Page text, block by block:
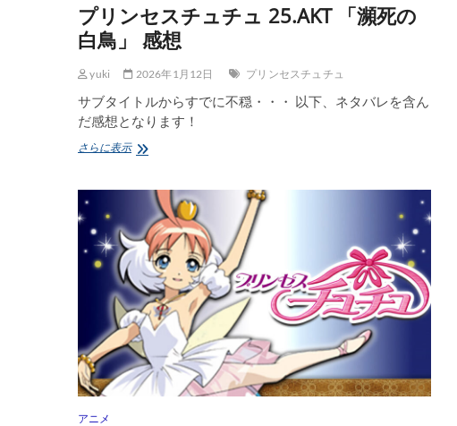
想
プリンセスチュチュ 25.AKT 「瀕死の
白鳥」 感想
yuki 2026年1月12日 プリンセスチュチュ
サブタイトルからすでに不穏・・・ 以下、ネタバレを含ん
だ感想となります！
さらに表示プ
セ
ュ
チ
25.AKT
「瀕
死
の
白
鳥」
感
アニメ